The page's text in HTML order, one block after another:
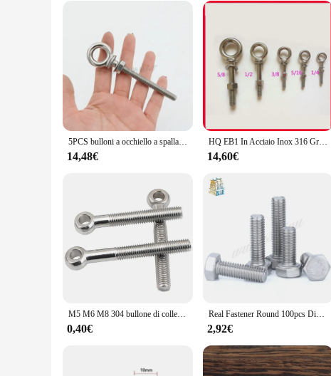
Shape or Size or Weight or Quantity: Comes in a convenient
Features:
**Unmatched Durability and Versatility**
The vite Bulloni Set is a testament to the fusion of quality
reliable tool for both professional and home DIY enthusiasts.
toolkit.
**Effortless Installation and Repair**
Whether you're tackling a complex construction project or a
fasten various materials, from wood to metal, ensuring a
improvement projects.
**Economical and Convenient**
have ample supply for multiple projects, making it a smart
fastener, ensuring your projects stay on track and on budget.
5PCS bulloni a occhiello a spalla di grado marino in acciaio inossidabile 316 bullone a occhiello per impieghi gravosi bulloni a occhiello lunghi HX lucidati ad alta lucidatura
14,48€
HQ EB1 In Acciaio Inox 316 Grado Marino Spalla Eye Bulloni Heavy Duty Golfare di Alta Lucido HX Lifing Lungo Occhio Bulloni 1/4-1 1/4IN
14,60€
M5 M6 M8 304 bullone di collegamento ad anello in acciaio inossidabile Fisheye Eye Slip Hole vite bullone vivo Fisheye con foro
0,40€
Real Fastener Round 100pcs Din933 M3 3mm 304 bullone esagonale in acciaio inossidabile M3 * 4/5/6/8/10/12/1/16/18/20/25/30/35/40mm
2,92€